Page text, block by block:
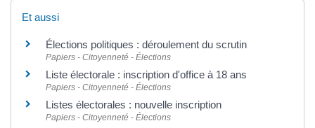
Et aussi
Élections politiques : déroulement du scrutin
Papiers - Citoyenneté - Élections
Liste électorale : inscription d'office à 18 ans
Papiers - Citoyenneté - Élections
Listes électorales : nouvelle inscription
Papiers - Citoyenneté - Élections